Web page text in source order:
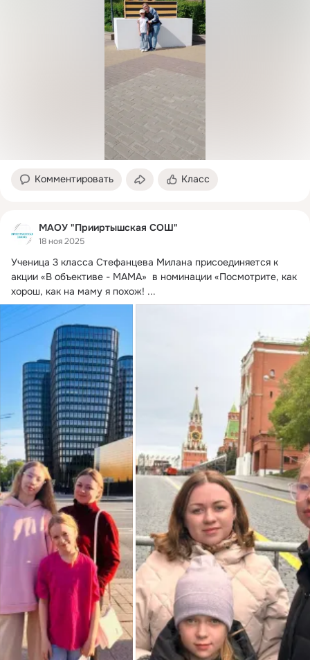
Комментировать Класс
МАОУ "Прииртышская СОШ"
18 ноя 2025
Ученица 3 класса Стефанцева Милана присоединяется к
акции «В объективе - МАМА»  в номинации «Посмотрите, как
хорош, как на маму я похож! ...